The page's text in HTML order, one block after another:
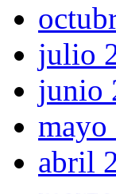
julio
junio
mayo
abril